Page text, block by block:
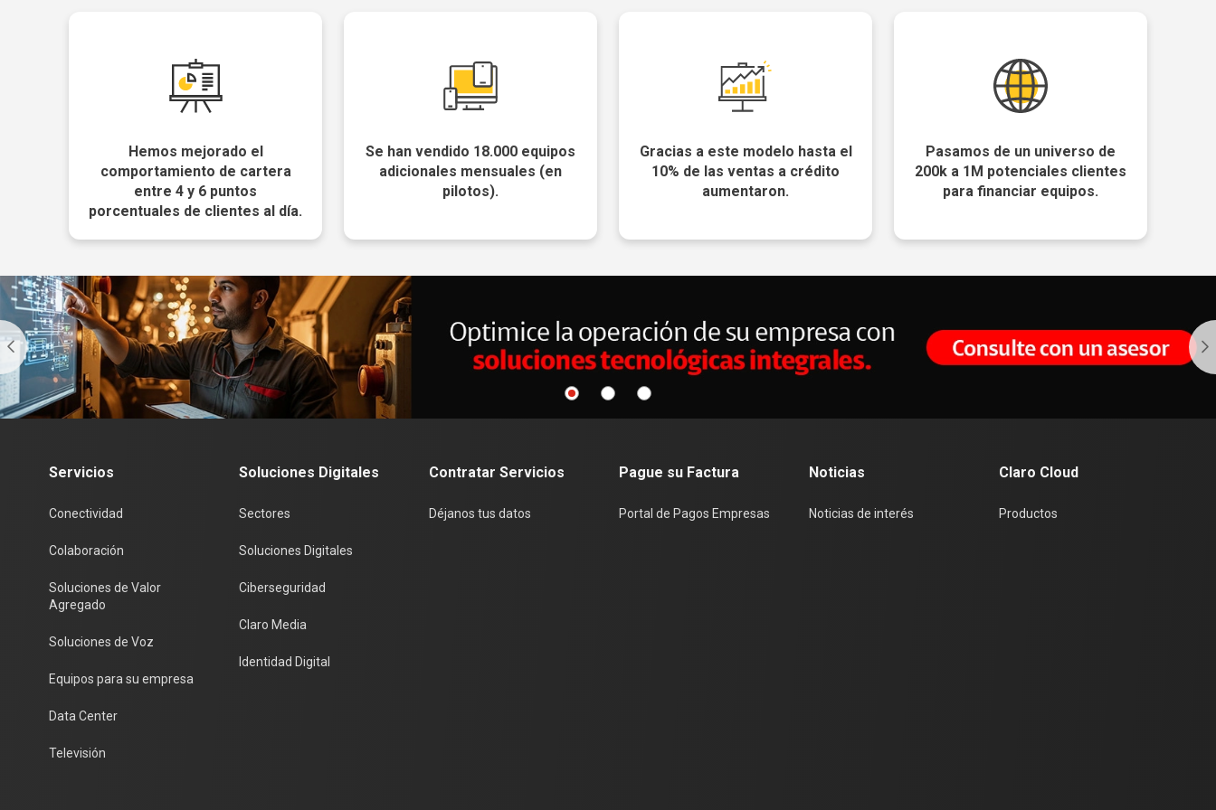
Hemos mejorado el
comportamiento de cartera
entre 4 y 6 puntos
porcentuales de clientes al día.
Se han vendido 18.000 equipos
adicionales mensuales (en
pilotos).
Gracias a este modelo hasta el
10% de las ventas a crédito
aumentaron.
Pasamos de un universo de
200k a 1M potenciales clientes
para financiar equipos.
Servicios
Conectividad
Colaboración
Soluciones de Valor
Agregado
Soluciones de Voz
Equipos para su empresa
Data Center
Televisión
Soluciones Digitales
Sectores
Soluciones Digitales
Ciberseguridad
Claro Media
Identidad Digital
Contratar Servicios
Déjanos tus datos
Pague su Factura
Portal de Pagos Empresas
Noticias
Noticias de interés
Claro Cloud
Productos